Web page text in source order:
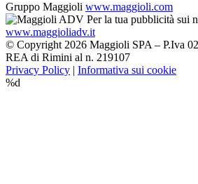
Gruppo Maggioli www.maggioli.com
Per la tua pubblicità sui
www.maggioliadv.it
© Copyright 2026 Maggioli SPA – P.Iva
REA di Rimini al n. 219107
Privacy Policy | Informativa sui cookie
%d